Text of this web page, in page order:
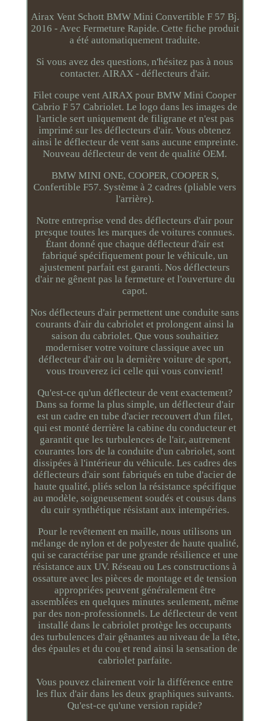
Airax Vent Schott BMW Mini Convertible F 57 Bj.
2016 - Avec Fermeture Rapide. Cette fiche produit
a été automatiquement traduite.
Si vous avez des questions, n'hésitez pas à nous
contacter. AIRAX - déflecteurs d'air.
Filet coupe vent AIRAX pour BMW Mini Cooper
Cabrio F 57 Cabriolet. Le logo dans les images de
l'article sert uniquement de filigrane et n'est pas
imprimé sur les déflecteurs d'air. Vous obtenez
ainsi le déflecteur de vent sans aucune empreinte.
Nouveau déflecteur de vent de qualité OEM.
BMW MINI ONE, COOPER, COOPER S,
Confertible F57. Système à 2 cadres (pliable vers
l'arrière).
Notre entreprise vend des déflecteurs d'air pour
presque toutes les marques de voitures connues.
Étant donné que chaque déflecteur d'air est
fabriqué spécifiquement pour le véhicule, un
ajustement parfait est garanti. Nos déflecteurs
d'air ne gênent pas la fermeture et l'ouverture du
capot.
Nos déflecteurs d'air permettent une conduite sans
courants d'air du cabriolet et prolongent ainsi la
saison du cabriolet. Que vous souhaitiez
moderniser votre voiture classique avec un
déflecteur d'air ou la dernière voiture de sport,
vous trouverez ici celle qui vous convient!
Qu'est-ce qu'un déflecteur de vent exactement?
Dans sa forme la plus simple, un déflecteur d'air
est un cadre en tube d'acier recouvert d'un filet,
qui est monté derrière la cabine du conducteur et
garantit que les turbulences de l'air, autrement
courantes lors de la conduite d'un cabriolet, sont
dissipées à l'intérieur du véhicule. Les cadres des
déflecteurs d'air sont fabriqués en tube d'acier de
haute qualité, pliés selon la résistance spécifique
au modèle, soigneusement soudés et cousus dans
du cuir synthétique résistant aux intempéries.
Pour le revêtement en maille, nous utilisons un
mélange de nylon et de polyester de haute qualité,
qui se caractérise par une grande résilience et une
résistance aux UV. Réseau ou Les constructions à
ossature avec les pièces de montage et de tension
appropriées peuvent généralement être
assemblées en quelques minutes seulement, même
par des non-professionnels. Le déflecteur de vent
installé dans le cabriolet protège les occupants
des turbulences d'air gênantes au niveau de la tête,
des épaules et du cou et rend ainsi la sensation de
cabriolet parfaite.
Vous pouvez clairement voir la différence entre
les flux d'air dans les deux graphiques suivants.
Qu'est-ce qu'une version rapide?